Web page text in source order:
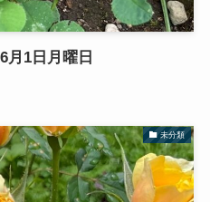
1日月曜日
未分類